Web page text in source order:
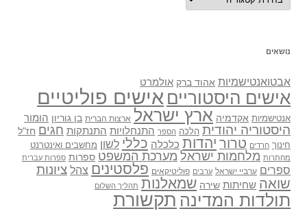
נושאים
אבטואנטישמיות אהוד ברק אולמרט
אישים היסטוריים אישים פוליטיים
אנטישמיות אקדמיה ארץ ישראל ארצות הברית בן גוריון הומור
היסטוריה יהודית הלכה הספר התנחלויות התנתקות חגים חז"ל
חינוך חרדים טרור יהדות כלכלה כללי לשון מחשבים ואינטרנט
מחתרות מלחמות ישראל מערכת המשפט ספרות ספרות עברית
ספרים ערביי ישראל ערבים פוליטיקאים פלסטינים צהל ציונות
שואה שחיתות שירה שמאלנות תהליך השלום
תולדות המדינה תקשורת